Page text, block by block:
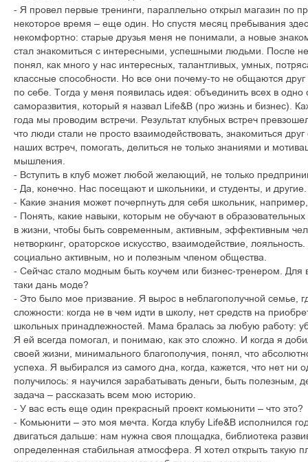
- Я провел первые тренинги, параллельно открыл магазин по
некоторое время – еще один. Но спустя месяц пребывания
некомфортно: старые друзья меня не понимали, а новые
стал знакомиться с интересными, успешными людьми. После
понял, как много у нас интересных, талантливых, умных,
классные способности. Но все они почему-то не общаются
по себе. Тогда у меня появилась идея: объединить всех в одно
саморазвития, который я назвал Life&B (про жизнь и бизнес).
года мы проводим встречи. Результат клубных встреч
что люди стали не просто взаимодействовать, знакомиться
наших встреч, помогать, делиться не только знаниями и
мышления.
- Вступить в клуб может любой желающий, не только
- Да, конечно. Нас посещают и школьники, и студенты, и другие.
- Какие знания может почерпнуть для себя школьник,
- Понять, какие навыки, которым не обучают в
в жизни, чтобы быть современным, активным, эффективным
нетворкинг, ораторское искусство, взаимодействие,
социально активным, но и полезным членом общества.
- Сейчас стало модным быть коучем или бизнес-тренером. Для
таки дань моде?
- Это было мое призвание. Я вырос в неблагополучной семье,
сложности: когда не в чем идти в школу, нет средств на
школьных принадлежностей. Мама бралась за любую работу:
Я ей всегда помогал, и понимаю, как это сложно. И когда я
своей жизни, минимального благополучия, понял, что
успеха. Я выбирался из самого дна, когда, кажется, что нет ни
получилось: я научился зарабатывать деньги, быть полезным,
задача – рассказать всем мою историю.
- У вас есть еще один прекрасный проект комьюнити – что это?
- Комьюнити – это моя мечта. Когда клубу Life&B исполнился
двигаться дальше: нам нужна своя площадка, библиотека
определенная стабильная атмосфера. Я хотел открыть такую